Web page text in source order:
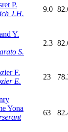
P.
J.H.
9.0
Y.
S.
2.3
F.
E.
23
Yona
63